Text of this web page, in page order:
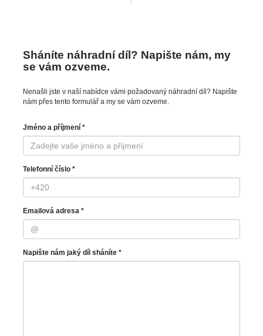
Sháníte náhradní díl? Napište nám, my
se vám ozveme.
Nenašli jste v naší nabídce vámi požadovaný náhradní díl? Napište
nám přes tento formulář a my se vám ozveme.
Jméno a příjmení *
Telefonní číslo *
Emailová adresa *
Napište nám jaký díl sháníte *